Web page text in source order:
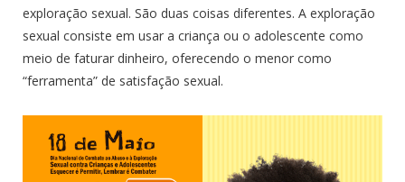
exploração sexual. São duas coisas diferentes. A exploração
sexual consiste em usar a criança ou o adolescente como
meio de faturar dinheiro, oferecendo o menor como
“ferramenta” de satisfação sexual.